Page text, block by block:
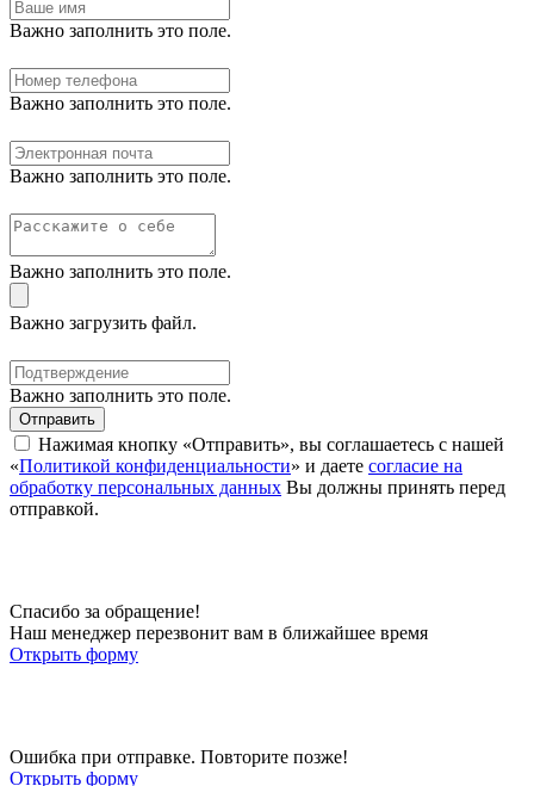
Важно заполнить это поле.
Важно заполнить это поле.
Важно заполнить это поле.
Важно заполнить это поле.
Важно загрузить файл.
Важно заполнить это поле.
Отправить
Нажимая кнопку «Отправить», вы соглашаетесь с нашей
«Политикой конфиденциальности» и даете согласие на
обработку персональных данных Вы должны принять перед
отправкой.
Спасибо за обращение!
Наш менеджер перезвонит вам в ближайшее время
Открыть форму
Ошибка при отправке. Повторите позже!
Открыть форму